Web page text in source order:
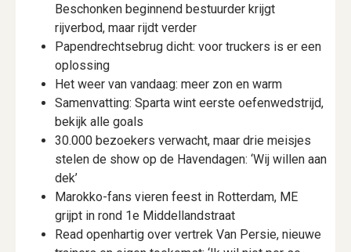
Beschonken beginnend bestuurder krijgt
rijverbod, maar rijdt verder
Papendrechtsebrug dicht: voor truckers is er een
oplossing
Het weer van vandaag: meer zon en warm
Samenvatting: Sparta wint eerste oefenwedstrijd,
bekijk alle goals
30.000 bezoekers verwacht, maar drie meisjes
stelen de show op de Havendagen: ‘Wij willen aan
dek’
Marokko-fans vieren feest in Rotterdam, ME
grijpt in rond 1e Middellandstraat
Read openhartig over vertrek Van Persie, nieuwe